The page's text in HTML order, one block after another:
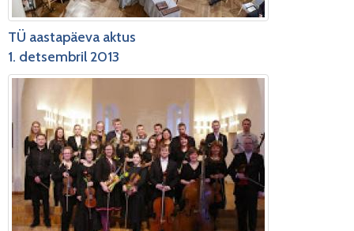
TÜ aastapäeva aktus
1. detsembril 2013